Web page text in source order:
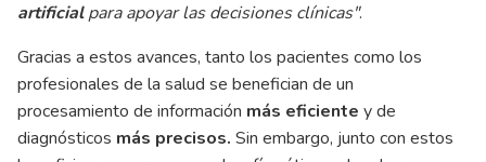
artificialpara apoyar las decisiones clínicas".
Gracias a estos avances, tanto los pacientes como los
profesionales de la salud se benefician de un
procesamiento de información más eficiente y de
diagnósticos más precisos. Sin embargo, junto con estos